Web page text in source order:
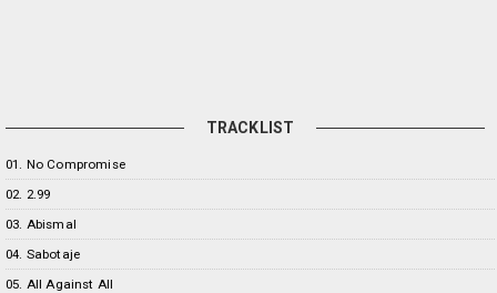
TRACKLIST
01. No Compromise
02. 2.99
03. Abismal
04. Sabotaje
05. All Against All